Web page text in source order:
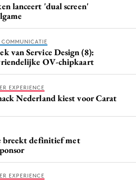
lanceert 'dual screen'
COMMUNICATIE
van Service Design (8):
OV-chipkaart
EXPERIENCE
Nederland kiest voor Carat
breekt definitief met
EXPERIENCE